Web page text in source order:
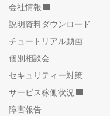
会社情報
説明資料ダウンロード
チュートリアル動画
個別相談会
セキュリティー対策
サービス稼働状況
障害報告